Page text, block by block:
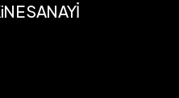
SANAYİ